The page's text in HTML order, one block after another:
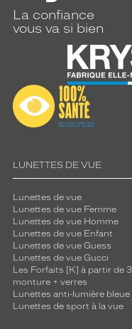
La confiance
vous va si bien
LUNETTES DE VUE
Lunettes de vue
Lunettes de vue Femme
Lunettes de vue Homme
Lunettes de vue Enfant
Lunettes de vue Guess
Lunettes de vue Gucci
Les Forfaits [K] à partir de
monture + verres
Lunettes anti-lumière bleue
Lunettes de sport à la vue